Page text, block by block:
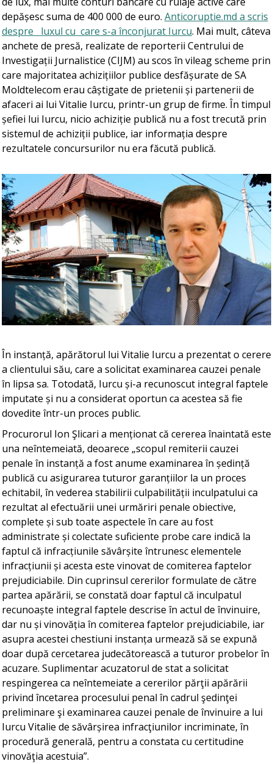
depășesc suma de 400 000 de euro. Anticoruptie.md a scris
despre luxul cu care s-a înconjurat Iurcu. Mai mult, câteva
anchete de presă, realizate de reporterii Centrului de
Investigații Jurnalistice (CIJM) au scos în vileag scheme prin
care majoritatea achizițiilor publice desfășurate de SA
Moldtelecom erau câștigate de prietenii și partenerii de
afaceri ai lui Vitalie Iurcu, printr-un grup de firme. În timpul
șefiei lui Iurcu, nicio achiziție publică nu a fost trecută prin
sistemul de achiziții publice, iar informația despre
rezultatele concursurilor nu era făcută publică.
În instanță, apărătorul lui Vitalie Iurcu a prezentat o cerere
a clientului său, care a solicitat examinarea cauzei penale
în lipsa sa. Totodată, Iurcu și-a recunoscut integral faptele
imputate și nu a considerat oportun ca acestea să fie
dovedite într-un proces public.
Procurorul Ion Şlicari a menționat că cererea înaintată este
una neîntemeiată, deoarece „scopul remiterii cauzei
penale în instanță a fost anume examinarea în ședință
publică cu asigurarea tuturor garanțiilor la un proces
echitabil, în vederea stabilirii culpabilității inculpatului ca
rezultat al efectuării unei urmăriri penale obiective,
complete și sub toate aspectele în care au fost
administrate și colectate suficiente probe care indică la
faptul că infracțiunile săvârșite întrunesc elementele
infracțiunii și acesta este vinovat de comiterea faptelor
prejudiciabile. Din cuprinsul cererilor formulate de către
partea apărării, se constată doar faptul că inculpatul
recunoaște integral faptele descrise în actul de învinuire,
dar nu și vinovăția în comiterea faptelor prejudiciabile, iar
asupra acestei chestiuni instanța urmează să se expună
doar după cercetarea judecătorească a tuturor probelor în
acuzare. Suplimentar acuzatorul de stat a solicitat
respingerea ca neîntemeiate a cererilor părţii apărării
privind încetarea procesului penal în cadrul şedinţei
preliminare şi examinarea cauzei penale de învinuire a lui
Iurcu Vitalie de săvârșirea infracţiunilor incriminate, în
procedură generală, pentru a constata cu certitudine
vinovăţia acestuia”.